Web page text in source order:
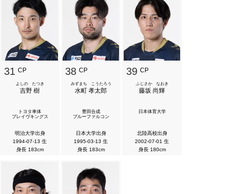
31 CP
よしの たつき
吉野 樹
トヨタ車体
ブレイヴキングス
明治大学出身
1994-07-13 生
身長 183cm
38 CP
みずまち こうたろう
水町 孝太郎
豊田合成
ブルーファルコン
日本大学出身
1995-03-13 生
身長 183cm
39 CP
ふじさか なおき
藤坂 尚輝
日本体育大学
北陸高校出身
2002-07-01 生
身長 180cm